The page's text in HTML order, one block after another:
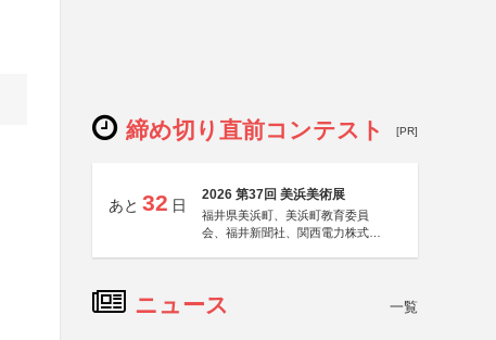
締め切り直前コンテスト [PR]
あと 32 日
2026 第37回 美浜美術展
福井県美浜町、美浜町教育委員
会、福井新聞社、関西電力株式会
ニュース 一覧